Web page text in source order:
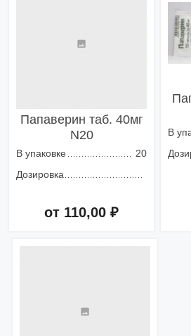
Папаверин таб. 40мг
N20
В упаковке
20
Дозировка
от 110,00 ₽
В